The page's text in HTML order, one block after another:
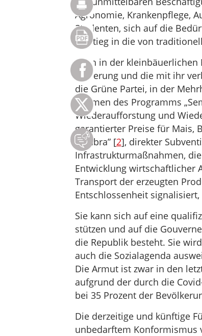
Agronomie, Krankenpflege,
Studenten, sich auf die
Einstieg in die von
Auch in der
Regierung und die mit ihr
die Grüne Partei, in der
Rahmen des Programms
Wiederaufforstung und
garantierter Preise für Mais,
palabra” [2], direkter
Infrastrukturmaßnahmen,
Entwicklung wirtschaftlicher
Transport der erzeugten
Entschlossenheit
Sie kann sich auf eine
stützen und auf die
die Republik besteht. Sie
auch die Sozialagenda
Die Armut ist zwar in den
aufgrund der durch die
bei 35 Prozent der
Die derzeitige und künftige
unbedarftem Konformismus